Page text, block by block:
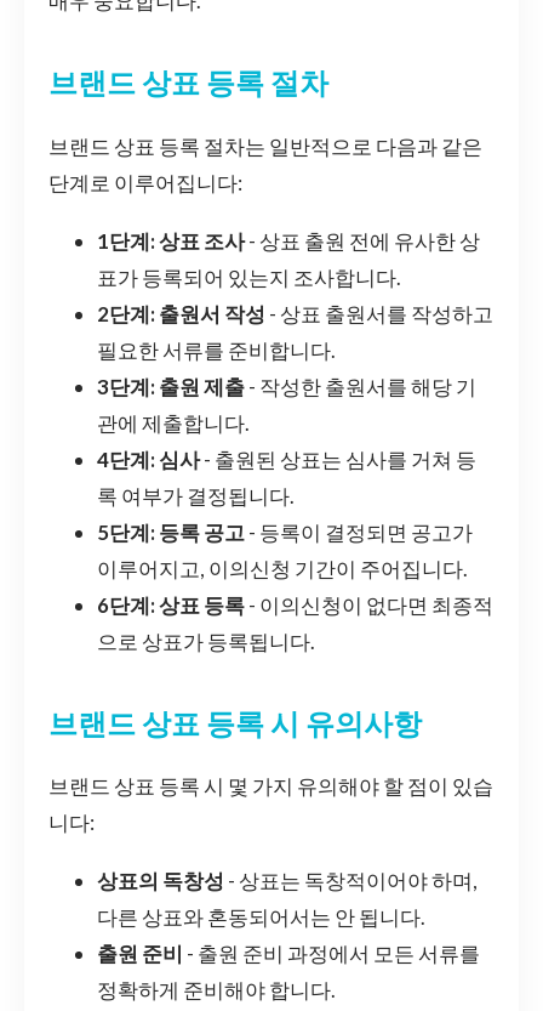
브랜드 상표 등록 절차
브랜드 상표 등록 절차는 일반적으로 다음과 같은
단계로 이루어집니다:
1단계: 상표 조사- 상표 출원 전에 유사한 상
표가 등록되어 있는지 조사합니다.
2단계: 출원서 작성 - 상표 출원서를 작성하고
필요한 서류를 준비합니다.
3단계: 출원 제출- 작성한 출원서를 해당 기
관에 제출합니다.
4단계: 심사- 출원된 상표는 심사를 거쳐 등
록 여부가 결정됩니다.
5단계: 등록 공고 - 등록이 결정되면 공고가
이루어지고, 이의신청 기간이 주어집니다.
6단계: 상표 등록- 이의신청이 없다면 최종적
으로 상표가 등록됩니다.
브랜드 상표 등록 시 유의사항
브랜드 상표 등록 시 몇 가지 유의해야 할 점이 있습
니다:
상표의 독창성 - 상표는 독창적이어야 하며,
다른 상표와 혼동되어서는 안 됩니다.
출원 준비 - 출원 준비 과정에서 모든 서류를
정확하게 준비해야 합니다.